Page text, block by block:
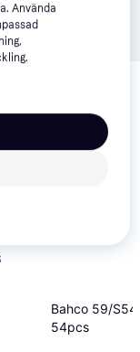
Bahco 59/
54pcs
Använda